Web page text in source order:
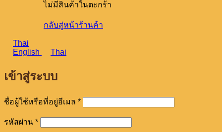
ไม่มีสินค้าในตะกร้า
กลับสู่หน้าร้านค้า
Thai
English
Thai
เข้าสู่ระบบ
ชื่อผู้ใช้หรือที่อยู่อีเมล *ต้องการ
รหัสผ่าน *ต้องการ